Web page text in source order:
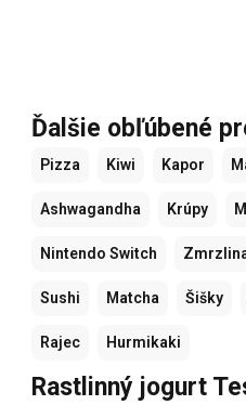
Ďalšie obľúbené
Pizza Kiwi Kapor
Ashwagandha Krúpy
Nintendo Switch
Sushi Matcha Šišky
Rajec Hurmikaki
Rastlinný jogurt